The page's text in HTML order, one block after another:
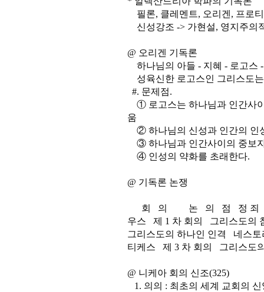
필론, 클레멘트, 오리겐, 프로
신성강조 -> 가현설, 영지주의
@ 오리겐 기독론
하나님의 아들 - 지혜 - 로고스
성육신한 로고스인 그리스도
#. 문제점.
① 로고스는 하나님과 인간사
움
② 하나님의 신성과 인간의 인
③ 하나님과 인간사이의 중보
④ 인성의 약화를 초래한다.
@ 기독론 논쟁
회 의 논 의 점 정 죄 대
우스 제 1 차 회의 그리스도의
그리스도의 하나인 인격 네스
티케스 제 3 차 회의 그리스도
@ 니케아 회의 신조(325)
1. 의의 : 최초의 세계 교회의